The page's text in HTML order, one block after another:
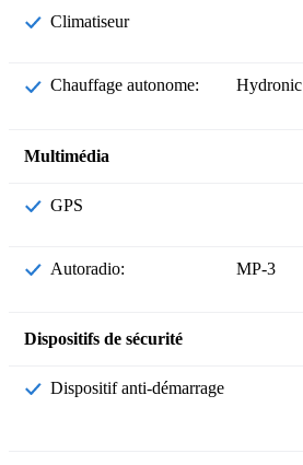
Climatiseur
Chauffage autonome: Hydronic
Multimédia
GPS
Autoradio: MP-3
Dispositifs de sécurité
Dispositif anti-démarrage